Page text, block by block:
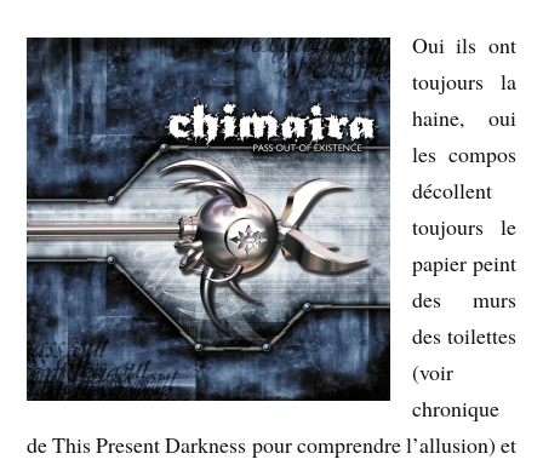
Oui ils ont
toujours la
haine, oui
les compos
décollent
toujours le
papier peint
des murs
des toilettes
(voir
chronique
de This Present Darkness pour comprendre l’allusion) et